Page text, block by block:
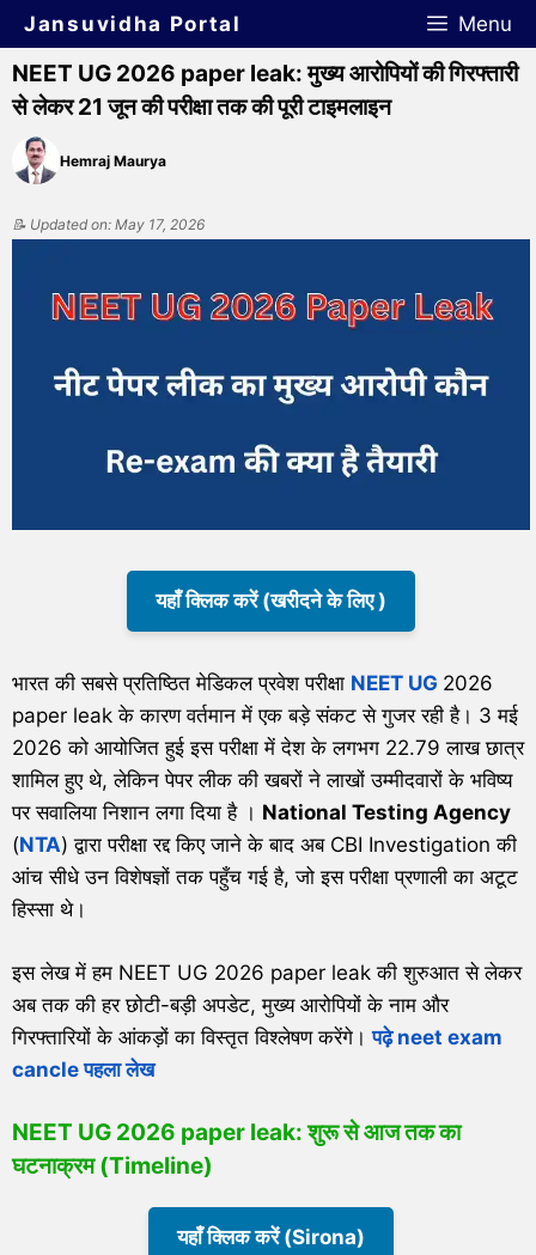
Jansuvidha Portal Menu
NEET UG 2026 paper leak: मुख्य आरोपियों की गिरफ्तारी
से लेकर 21 जून की परीक्षा तक की पूरी टाइमलाइन
Hemraj Maurya
📝 Updated on: May 17, 2026
यहाँ क्लिक करें (खरीदने के लिए )
भारत की सबसे प्रतिष्ठित मेडिकल प्रवेश परीक्षा NEET UG 2026
paper leak के कारण वर्तमान में एक बड़े संकट से गुजर रही है। 3 मई
2026 को आयोजित हुई इस परीक्षा में देश के लगभग 22.79 लाख छात्र
शामिल हुए थे, लेकिन पेपर लीक की खबरों ने लाखों उम्मीदवारों के भविष्य
पर सवालिया निशान लगा दिया है । National Testing Agency
(NTA) द्वारा परीक्षा रद्द किए जाने के बाद अब CBI Investigation की
आंच सीधे उन विशेषज्ञों तक पहुँच गई है, जो इस परीक्षा प्रणाली का अटूट
हिस्सा थे।
इस लेख में हम NEET UG 2026 paper leak की शुरुआत से लेकर
अब तक की हर छोटी-बड़ी अपडेट, मुख्य आरोपियों के नाम और
गिरफ्तारियों के आंकड़ों का विस्तृत विश्लेषण करेंगे।पढ़े neet exam
cancle पहला लेख
NEET UG 2026 paper leak: शुरू से आज तक का
घटनाक्रम (Timeline)
यहाँ क्लिक करें (Sirona)